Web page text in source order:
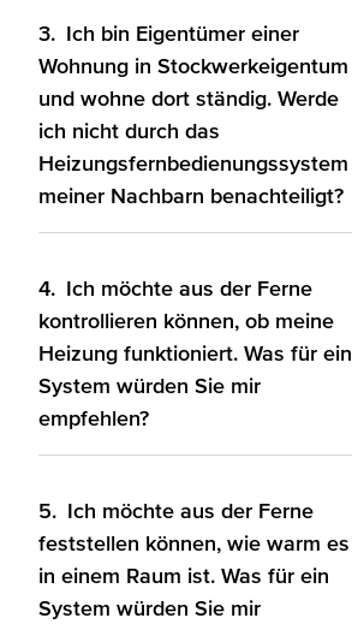
3.
Ich bin Eigentümer einer
Wohnung in Stockwerkeigentum
und wohne dort ständig. Werde
ich nicht durch das
Heizungsfernbedienungssystem
meiner Nachbarn benachteiligt?
4.
Ich möchte aus der Ferne
kontrollieren können, ob meine
Heizung funktioniert. Was für ein
System würden Sie mir
empfehlen?
5.
Ich möchte aus der Ferne
feststellen können, wie warm es
in einem Raum ist. Was für ein
System würden Sie mir